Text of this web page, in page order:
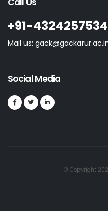
+91-4324257534
Mail us:
Social Media
© Copyright